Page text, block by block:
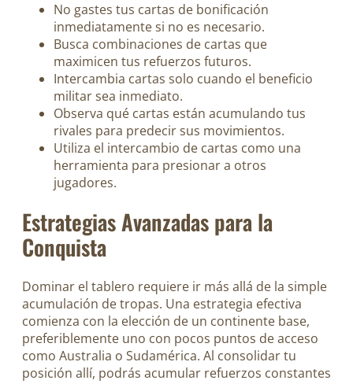
No gastes tus cartas de bonificación
inmediatamente si no es necesario.
Busca combinaciones de cartas que
maximicen tus refuerzos futuros.
Intercambia cartas solo cuando el beneficio
militar sea inmediato.
Observa qué cartas están acumulando tus
rivales para predecir sus movimientos.
Utiliza el intercambio de cartas como una
herramienta para presionar a otros
jugadores.
Estrategias Avanzadas para la
Conquista
Dominar el tablero requiere ir más allá de la simple
acumulación de tropas. Una estrategia efectiva
comienza con la elección de un continente base,
preferiblemente uno con pocos puntos de acceso
como Australia o Sudamérica. Al consolidar tu
posición allí, podrás acumular refuerzos constantes